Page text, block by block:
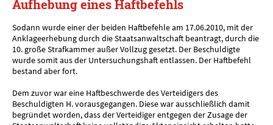
Aufhebung eines Haftbefehls
Sodann wurde einer der beiden Haftbefehle am 17.06.2010, mit der
Anklageerhebung durch die Staatsanwaltschaft beantragt, durch die
10. große Strafkammer außer Vollzug gesetzt. Der Beschuldigte
wurde somit aus der Untersuchungshaft entlassen. Der Haftbefehl
bestand aber fort.
Dem zuvor war eine Haftbeschwerde des Verteidigers des
Beschuldigten H. vorausgegangen. Diese war ausschließlich damit
begründet worden, dass der Verteidiger entgegen der Zusage der